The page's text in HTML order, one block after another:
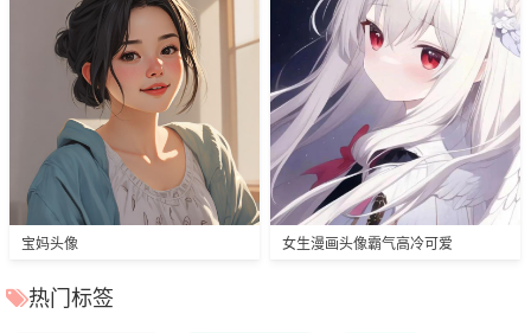
宝妈头像 女生漫画头像霸气高冷可爱
热门标签